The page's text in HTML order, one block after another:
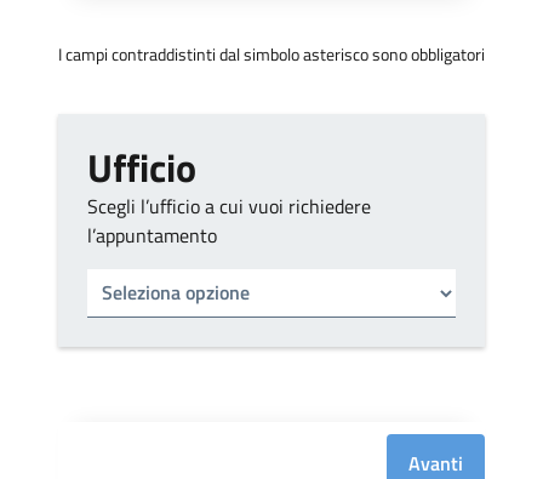
I campi contraddistinti dal simbolo asterisco sono obbligatori
Ufficio
Scegli l’ufficio a cui vuoi richiedere
l’appuntamento
Tipo di ufficio
Avanti